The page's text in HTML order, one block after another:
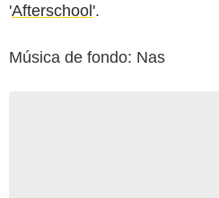
'Afterschool'.
Música de fondo: Nas